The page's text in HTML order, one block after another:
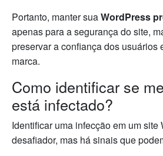
Portanto, manter suaWordPress
apenas para a segurança do site,
preservar a confiança dos usuários
marca.
Como identificar se
está infectado?
Identificar uma infecção em um site
desafiador, mas há sinais que